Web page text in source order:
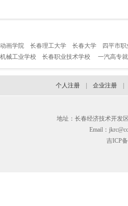
画学院 长春理工大学 长春大学
四平市
械工业学校 长春职业技术学校 一汽高专
个人注册 企业注册
地址：长春经济技术开发
Email：
吉ICP